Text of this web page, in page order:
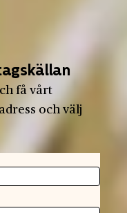
få vårt
och välj